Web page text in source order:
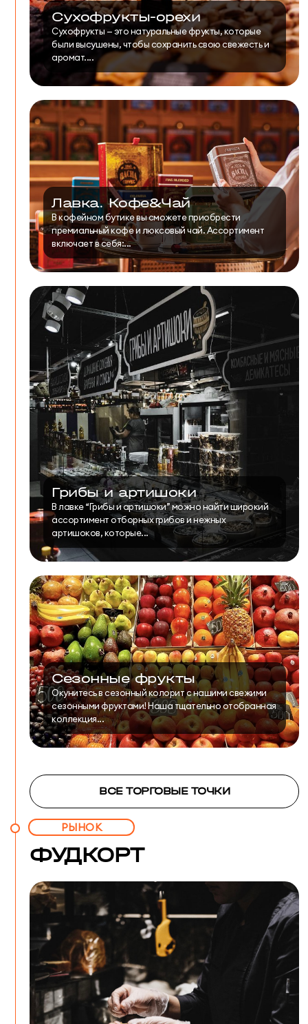
Сухофрукты-орехи
Сухофрукты — это натуральные фрукты, которые
были высушены, чтобы сохранить свою свежесть и
аромат....
Лавка. Кофе&Чай
В кофейном бутике вы сможете приобрести
премиальный кофе и люксовый чай. Ассортимент
включает в себя:...
Грибы и артишоки
В лавке “Грибы и артишоки” можно найти широкий
ассортимент отборных грибов и нежных
артишоков, которые...
Сезонные фрукты
Окунитесь в сезонный колорит с нашими свежими
сезонными фруктами! Наша тщательно отобранная
коллекция...
ВСЕ ТОРГОВЫЕ ТОЧКИ
РЫНОК
ФУДКОРТ